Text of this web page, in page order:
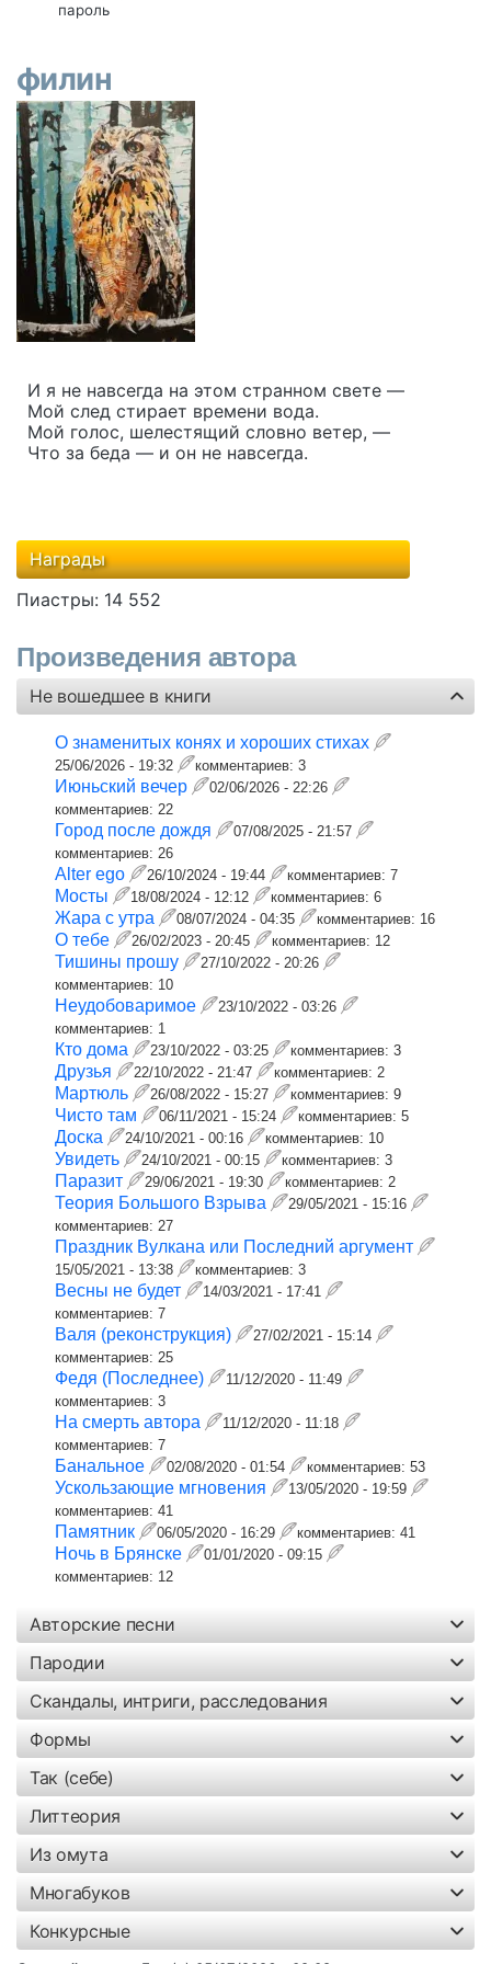
пароль
филин
И я не навсегда на этом странном свете —
Мой след стирает времени вода.
Мой голос, шелестящий словно ветер, —
Что за беда — и он не навсегда.
Награды
Пиастры: 14 552
Произведения автора
Не вошедшее в книги
О знаменитых конях и хороших стихах
25/06/2026 - 19:32 комментариев:3
Июньский вечер
02/06/2026 - 22:26
комментариев: 22
Город после дождя
07/08/2025 - 21:57
комментариев: 26
Alter ego 26/10/2024 - 19:44 комментариев:7
Мосты 18/08/2024 - 12:12 комментариев:6
Жара с утра 08/07/2024 - 04:35 комментариев: 16
О тебе 26/02/2023 - 20:45 комментариев: 12
Тишины прошу
27/10/2022 - 20:26
комментариев: 10
Неудобоваримое
23/10/2022 - 03:26
комментариев: 1
Кто дома 23/10/2022 - 03:25 комментариев:3
Друзья 22/10/2022 - 21:47 комментариев: 2
Мартюль 26/08/2022 - 15:27 комментариев:9
Чисто там 06/11/2021 - 15:24 комментариев:5
Доска 24/10/2021 - 00:16 комментариев: 10
Увидеть 24/10/2021 - 00:15 комментариев:3
Паразит 29/06/2021 - 19:30 комментариев: 2
Теория Большого Взрыва
29/05/2021 - 15:16
комментариев: 27
Праздник Вулкана или Последний аргумент
15/05/2021 - 13:38 комментариев:3
Весны не будет
14/03/2021 - 17:41
комментариев:7
Валя (реконструкция)
27/02/2021 - 15:14
комментариев: 25
Федя (Последнее)
11/12/2020 - 11:49
комментариев:3
На смерть автора
11/12/2020 - 11:18
комментариев:7
Банальное 02/08/2020 - 01:54 комментариев:53
Ускользающие мгновения
13/05/2020 - 19:59
комментариев:41
Памятник 06/05/2020 - 16:29 комментариев:41
Ночь в Брянске
01/01/2020 - 09:15
комментариев: 12
Авторские песни
Пародии
Скандалы, интриги, расследования
Формы
Так (себе)
Литтеория
Из омута
Многабуков
Конкурсные